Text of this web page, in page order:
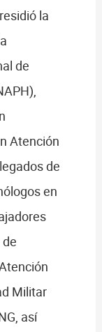
la
de
Atención
de
en
Militar
así